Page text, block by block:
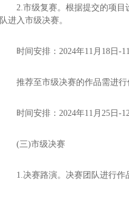
2.市级复赛。根据提交的项
队进入市级决赛。
时间安排：2024年11月18日-
推荐至市级决赛的作品需进
时间安排：2024年11月25日-
(三)市级决赛
1.决赛路演。决赛团队进行